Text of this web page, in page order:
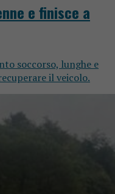
e finisce a
soccorso, lunghe e
il veicolo.